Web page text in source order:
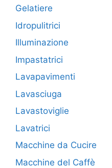
Gelatiere
Idropulitrici
Illuminazione
Impastatrici
Lavapavimenti
Lavasciuga
Lavastoviglie
Lavatrici
Macchine da Cucire
Macchine del Caffè